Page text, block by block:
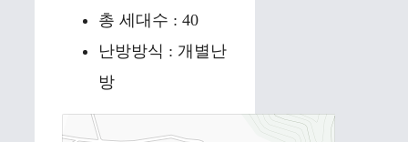
총 세대수 : 40
난방방식 : 개별난
방